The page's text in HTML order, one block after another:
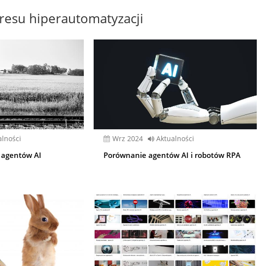
hiperautomatyzacji
AI
wrz 2024 Aktualności
Porównanie agentów AI i robotów RPA